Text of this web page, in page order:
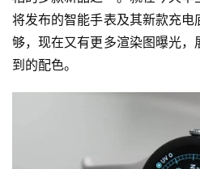
将发布的智能手表及其新款充
够，现在又有更多渲染图曝光
到的配色。